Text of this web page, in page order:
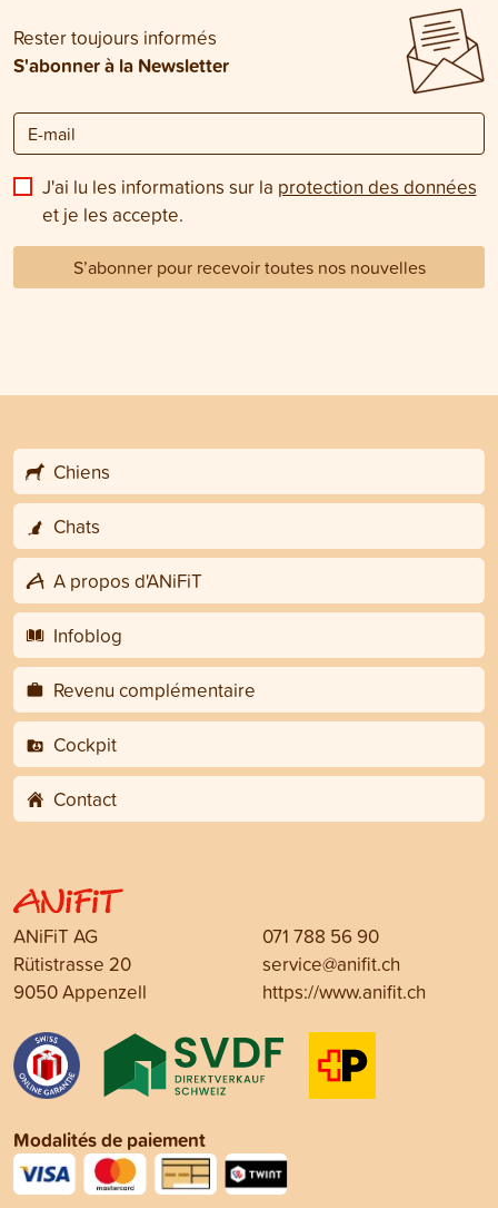
Rester toujours informés
S'abonner à la Newsletter
J'ai lu les informations sur la protection des données
et je les accepte.
S’abonner pour recevoir toutes nos nouvelles
Chiens
Chats
A propos d'ANiFiT
Infoblog
Revenu complémentaire
Cockpit
Contact
ANiFiT AG
Rütistrasse 20
9050 Appenzell
071 788 56 90
service@anifit.ch
https://www.anifit.ch
Modalités de paiement